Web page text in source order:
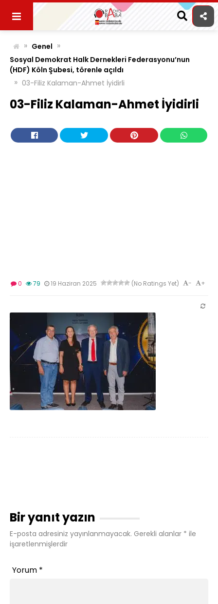
content
» Genel »
Sosyal Demokrat Halk Dernekleri Federasyonu’nun
(HDF) Köln Şubesi, törenle açıldı
» 03-Filiz Kalaman-Ahmet İyidirli
03-Filiz Kalaman-Ahmet İyidirli
0 79 19 Haziran 2025 (No Ratings Yet) +
-
Bir yanıt yazın
E-posta adresiniz yayınlanmayacak. Gerekli alanlar * ile
işaretlenmişlerdir
Yorum *